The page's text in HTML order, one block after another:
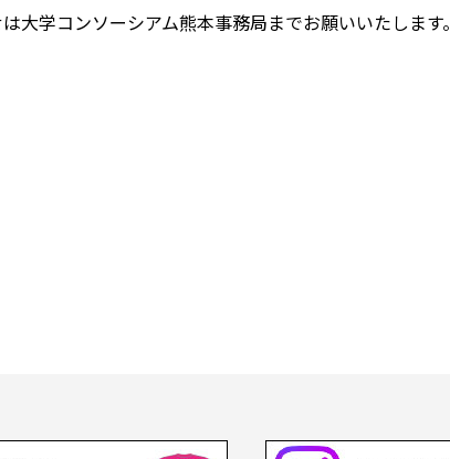
大学コンソーシアム熊本事務局までお願いいたします。